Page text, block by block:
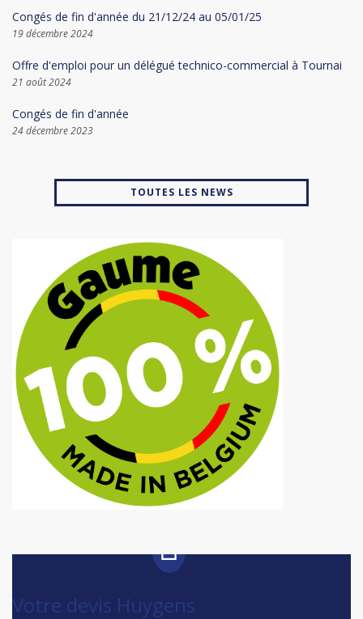
Congés de fin d'année du 21/12/24 au 05/01/25
19 décembre 2024
Offre d'emploi pour un délégué technico-commercial à Tournai
21 août 2024
Congés de fin d'année
24 décembre 2023
TOUTES LES NEWS
Votre devis Huygens